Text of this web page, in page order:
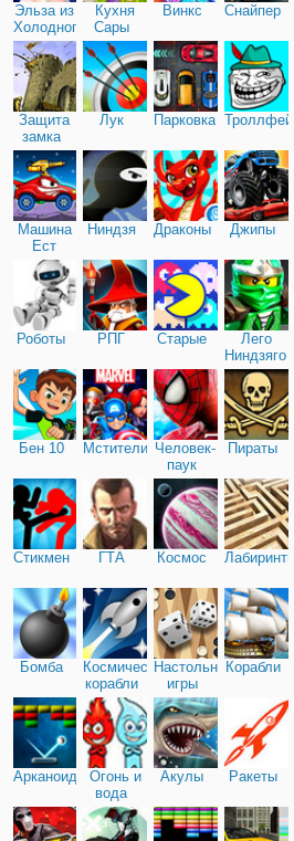
Эльза из
Холодного
сердца
Кухня
Сары
Винкс Снайпер
Защита
замка
Лук Парковка Троллфейс
Машина
Ест
Машину
Ниндзя Драконы Джипы
Роботы РПГ Старые
Лего
Ниндзяго
Бен 10 Мстители Человек-
паук
Пираты
Стикмен ГТА Космос Лабиринты
Бомба
Космические
корабли
Настольные
игры
Корабли
Арканоид
Огонь и
вода
Акулы Ракеты